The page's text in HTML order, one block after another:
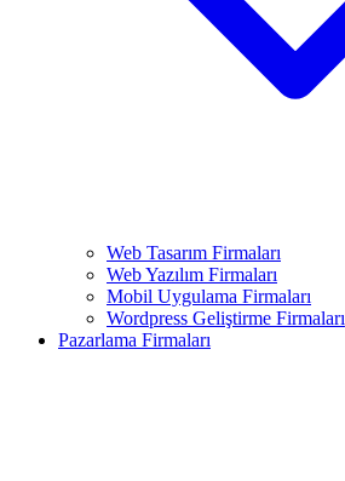
Web Tasarım Firmaları
Web Yazılım Firmaları
Mobil Uygulama Firmaları
Wordpress Geliştirme Firmaları
Pazarlama Firmaları